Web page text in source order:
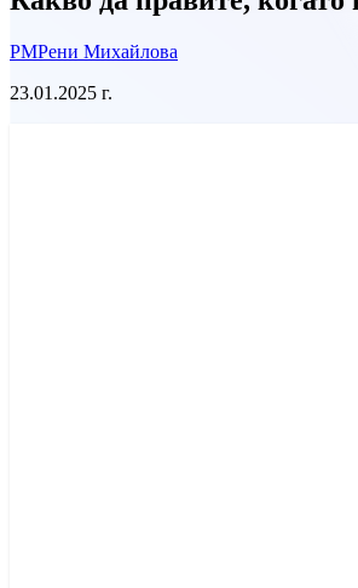
РМРени Михайлова
23.01.2025 г.